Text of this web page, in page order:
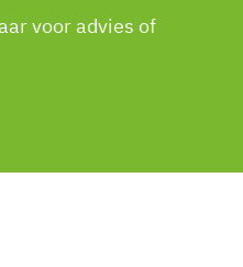
voor advies of